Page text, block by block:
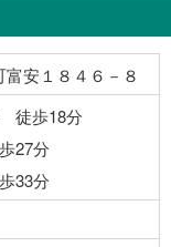
安１８４６－８
徒歩18分
27分
33分